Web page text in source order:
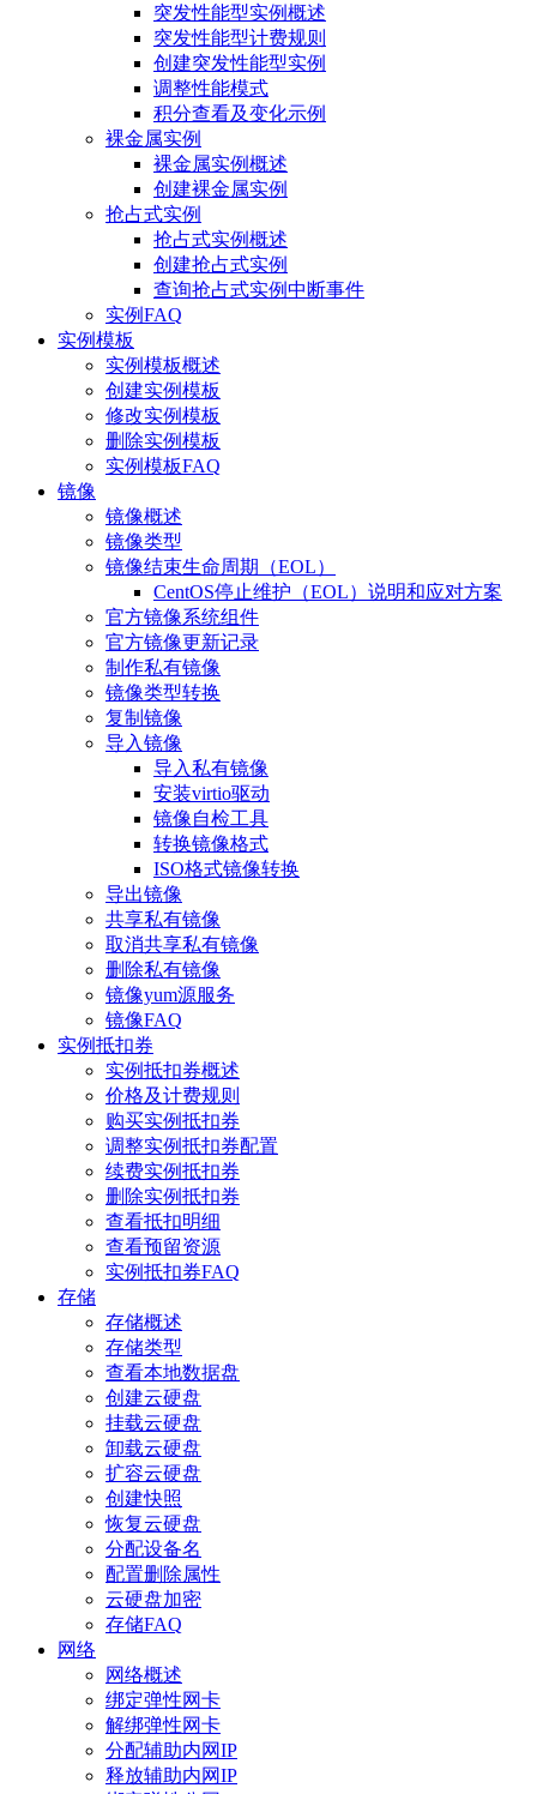
突发性能型实例概述
突发性能型计费规则
创建突发性能型实例
调整性能模式
积分查看及变化示例
裸金属实例
裸金属实例概述
创建裸金属实例
抢占式实例
抢占式实例概述
创建抢占式实例
查询抢占式实例中断事件
实例FAQ
实例模板
实例模板概述
创建实例模板
修改实例模板
删除实例模板
实例模板FAQ
镜像
镜像概述
镜像类型
镜像结束生命周期（EOL）
CentOS停止维护（EOL）说明和应对方案
官方镜像系统组件
官方镜像更新记录
制作私有镜像
镜像类型转换
复制镜像
导入镜像
导入私有镜像
安装virtio驱动
镜像自检工具
转换镜像格式
ISO格式镜像转换
导出镜像
共享私有镜像
取消共享私有镜像
删除私有镜像
镜像yum源服务
镜像FAQ
实例抵扣券
实例抵扣券概述
价格及计费规则
购买实例抵扣券
调整实例抵扣券配置
续费实例抵扣券
删除实例抵扣券
查看抵扣明细
查看预留资源
实例抵扣券FAQ
存储
存储概述
存储类型
查看本地数据盘
创建云硬盘
挂载云硬盘
卸载云硬盘
扩容云硬盘
创建快照
恢复云硬盘
分配设备名
配置删除属性
云硬盘加密
存储FAQ
网络
网络概述
绑定弹性网卡
解绑弹性网卡
分配辅助内网IP
释放辅助内网IP